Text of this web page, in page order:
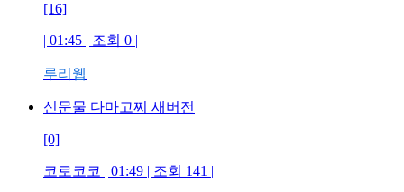
[16]
| 01:45 | 조회 0 |
루리웹
신문물 다마고찌 새버전
[0]
코로코코 | 01:49 | 조회 141 |